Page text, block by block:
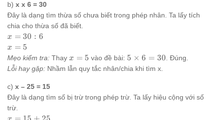
36
b) x x 6 = 30
Đây là dạng tìm thừa số chưa biết trong phép nhân. Ta lấy tích
chia cho thừa số đã biết.
x
=
30
: 6
x = 30 : 6
x
=
5
x = 5
Mẹo kiểm tra: Thay x
=
x = 5 vào đề bài: 5
\times
5 × 6 = 30. Đúng.
Lỗi hay gặp: Nhầm lẫn quy tắc nhân/chia khi tìm x.
c) x – 25 = 15
Đây là dạng tìm số bị trừ trong phép trừ. Ta lấy hiệu cộng với số
trừ.
x